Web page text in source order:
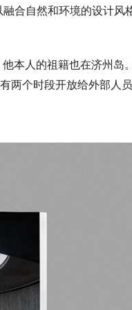
合自然和环境的设计风
本人的祖籍也在济州岛
两个时段开放给外部人